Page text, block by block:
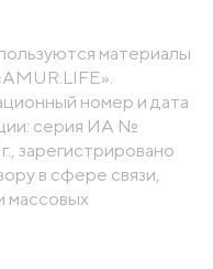
материалы
номер и дата
серия ИА №
зарегистрировано
в сфере связи,
массовых